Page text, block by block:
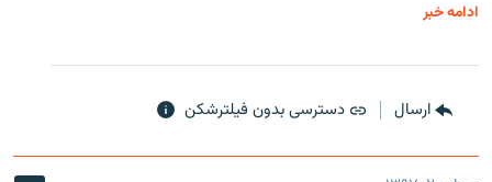
ادامه خبر
ارسال دسترسی بدون فیلترشکن